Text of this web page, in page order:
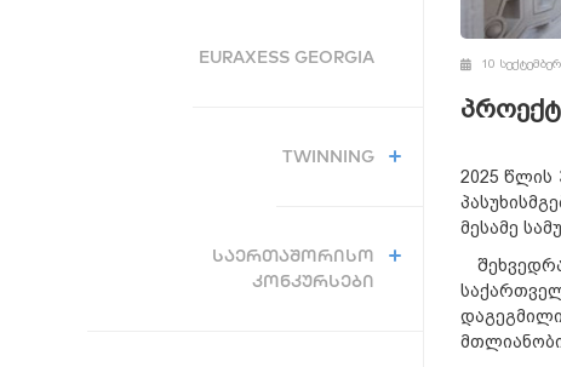
EURAXESS GEORGIA
TWINNING
ᲡᲐᲔᲠᲗᲐᲨᲝᲠᲘᲡᲝ
ᲙᲝᲜᲙᲣᲠᲡᲔᲑᲘ
10
2025 წლის
მესამე